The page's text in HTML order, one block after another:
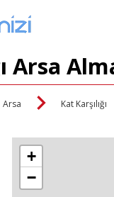
Arsa
Arsa Kat Karşılığı
+
−